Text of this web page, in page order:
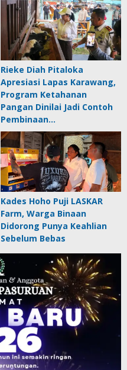
Rieke Diah Pitaloka
Apresiasi Lapas Karawang,
Program Ketahanan
Pangan Dinilai Jadi Contoh
Pembinaan…
Kades Hoho Puji LASKAR
Farm, Warga Binaan
Didorong Punya Keahlian
Sebelum Bebas